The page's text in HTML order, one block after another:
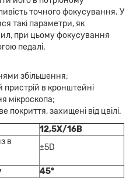
точного фокусування. У
такі параметри, як
при цьому фокусування
педалі.
збільшення;
в кронштейні
мікроскопа;
покриття, захищені від цвілі.
12,5X/16B
в
±5D
45°